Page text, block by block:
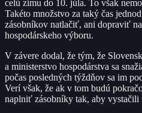
celú zimu do 10. júla. To však
Takéto množstvo za taký čas
zásobníkov natlačiť, ani dopraviť
hospodárskeho výboru.
V závere dodal, že tým, že
a ministerstvo hospodárstva sa
počas posledných týždňov sa im
Verí však, že ak v tom budú
naplniť zásobníky tak, aby vystačili